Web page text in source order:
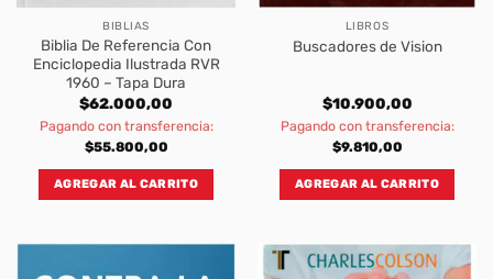
BIBLIAS
Biblia De Referencia Con
Enciclopedia Ilustrada RVR
1960 – Tapa Dura
$62.000,00
Pagando con transferencia:
$55.800,00
AGREGAR AL CARRITO
LIBROS
Buscadores de Vision
$10.900,00
Pagando con transferencia:
$9.810,00
AGREGAR AL CARRITO